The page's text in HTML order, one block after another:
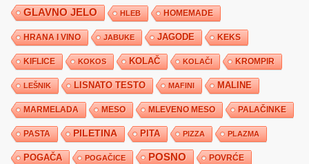
GLAVNO JELO HLEB HOMEMADE
HRANA I VINO JABUKE JAGODE KEKS
KIFLICE KOKOS KOLAČ KOLAČI KROMPIR
LEŠNIK LISNATO TESTO MAFINI MALINE
MARMELADA MESO MLEVENO MESO PALAČINKE
PASTA PILETINA PITA PIZZA PLAZMA
POGAČA POGAČICE POSNO POVRĆE